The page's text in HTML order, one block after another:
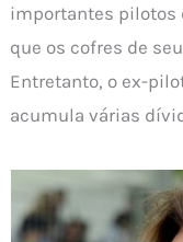
importantes pilotos
que os cofres de
Entretanto, o ex-
acumula várias